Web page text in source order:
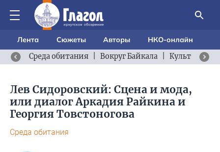
Лента Сюжеты Авторы
НКО-онлайн
Среда обитания
Вокруг Байкала Культурный
Лев Сидоровский: Сцена и мода,
или диалог Аркадия Райкина и
Георгия Товстоногова
Среда обитания